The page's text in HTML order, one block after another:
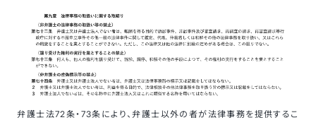
弁護士法72条・73条により、弁護士以外の者が法律事務を提供するこ